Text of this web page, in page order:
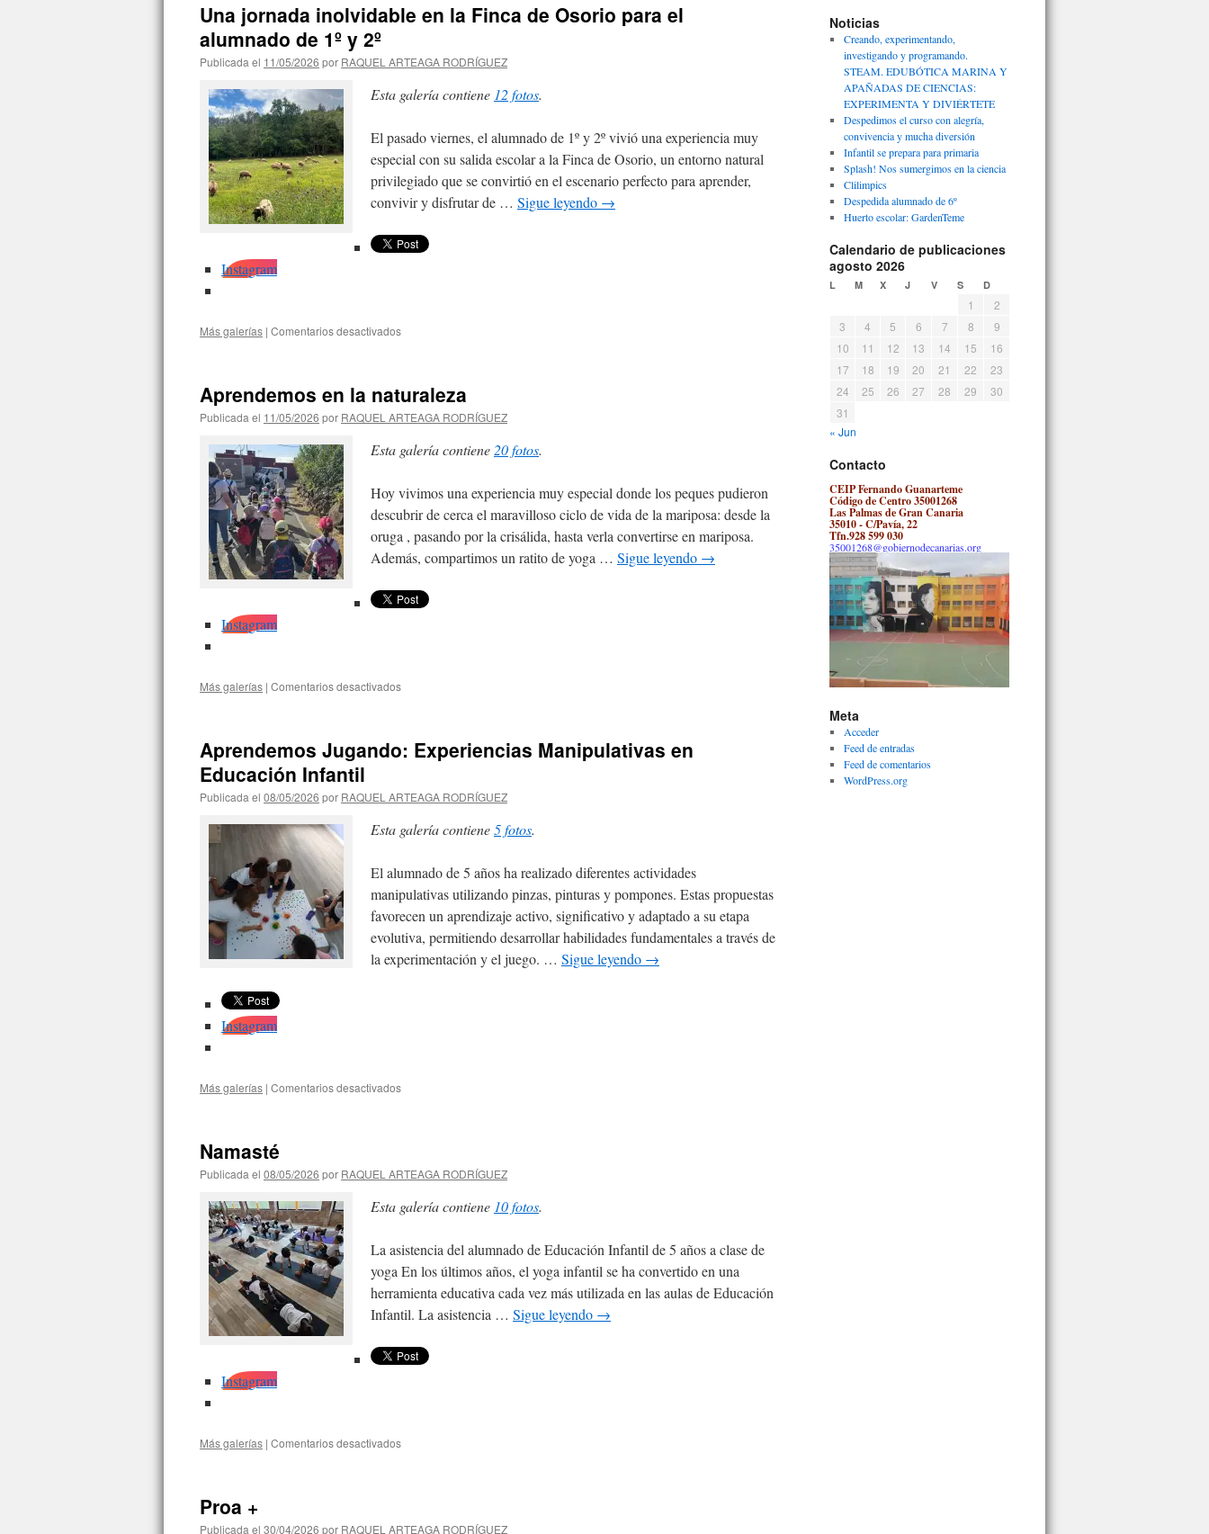
4.º
disfruta
los
“Dinoscopio
y
los
secretos
de
Canarias”
Una jornada inolvidable en la Finca de Osorio para el
alumnado de 1º y 2º
Publicada el 11/05/2026 por RAQUEL ARTEAGA RODRÍGUEZ
Esta galería contiene 12 fotos.
El pasado viernes, el alumnado de 1º y 2º vivió una experiencia muy
especial con su salida escolar a la Finca de Osorio, un entorno natural
privilegiado que se convirtió en el escenario perfecto para aprender,
convivir y disfrutar de … Sigue leyendo →
Instagram
Más galerías | Comentarios desactivados
en
la
Finca
Osorio
el
alumnado
de
1º
y
Aprendemos en la naturaleza
Publicada el 11/05/2026 por RAQUEL ARTEAGA RODRÍGUEZ
Esta galería contiene 20 fotos.
Hoy vivimos una experiencia muy especial donde los peques pudieron
descubrir de cerca el maravilloso ciclo de vida de la mariposa: desde la
oruga , pasando por la crisálida, hasta verla convertirse en mariposa.
Además, compartimos un ratito de yoga … Sigue leyendo →
Instagram
Más galerías | Comentarios desactivados
naturaleza
Aprendemos Jugando: Experiencias Manipulativas en
Educación Infantil
Publicada el 08/05/2026 por RAQUEL ARTEAGA RODRÍGUEZ
Esta galería contiene5 fotos.
El alumnado de 5 años ha realizado diferentes actividades
manipulativas utilizando pinzas, pinturas y pompones. Estas propuestas
favorecen un aprendizaje activo, significativo y adaptado a su etapa
evolutiva, permitiendo desarrollar habilidades fundamentales a través de
la experimentación y el juego. … Sigue leyendo →
Instagram
Más galerías | Comentarios desactivados
en
Educación
Infantil
Namasté
Publicada el 08/05/2026 por RAQUEL ARTEAGA RODRÍGUEZ
Esta galería contiene 10 fotos.
La asistencia del alumnado de Educación Infantil de 5 años a clase de
yoga En los últimos años, el yoga infantil se ha convertido en una
herramienta educativa cada vez más utilizada en las aulas de Educación
Infantil. La asistencia … Sigue leyendo →
Instagram
Más galerías | Comentarios desactivados
Proa +
Publicada el 30/04/2026 por RAQUEL ARTEAGA RODRÍGUEZ
Noticias
Creando, experimentando,
investigando y programando.
STEAM. EDUBÓTICA MARINA Y
APAÑADAS DE CIENCIAS:
EXPERIMENTA Y DIVIÉRTETE
Despedimos el curso con alegría,
convivencia y mucha diversión
Infantil se prepara para primaria
Splash! Nos sumergimos en la ciencia
Clilimpics
Despedida alumnado de 6º
Huerto escolar: GardenTeme
Calendario de publicaciones
agosto 2026
L M X J V S D
1
2
3
4 5 6 7 8
9
10
11 12 13 14 15
16
17
18 19 20 21 22
23
24
25 26 27 28 29
30
31
« Jun
Contacto
CEIP Fernando Guanarteme
Código de Centro 35001268
Las Palmas de Gran Canaria
35010 - C/Pavía, 22
Tfn.928 599 030
35001268@gobiernodecanarias.org
Meta
Acceder
Feed de entradas
Feed de comentarios
WordPress.org